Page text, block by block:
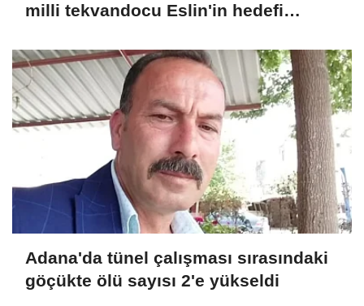
milli tekvandocu Eslin'in hedefi
Adana'da tünel çalışması sırasındaki
göçükte ölü sayısı 2'e yükseldi